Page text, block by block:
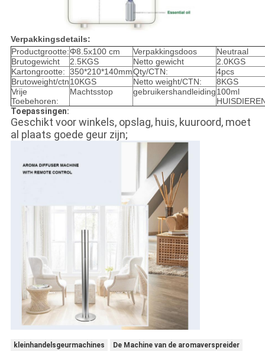
Verpakkingsdetails:
Productgrootte:Φ8.5x100 cm Verpakkingsdoos
Neutraal
Brutogewicht
2.5KGS Netto gewicht
2.0KGS
Kartongrootte: 350*210*140mmQty/CTN:
4pcs
Brutoweight/ctn10KGS Netto weight/CTN:
8KGS
Vrije
Toebehoren:
Machtsstop gebruikershandleiding100ml
Toepassingen:
Geschikt voor winkels, opslag, huis, kuuroord, moet
al plaats goede geur zijn;
kleinhandelsgeurmachines
De Machine van de aromaverspreider